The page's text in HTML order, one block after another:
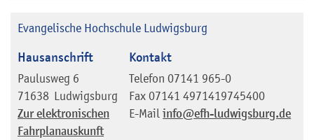
Evangelische Hochschule Ludwigsburg
Hausanschrift
Paulusweg 6
71638 Ludwigsburg
Zur elektronischen
Fahrplanauskunft
Kontakt
Telefon 07141 965-0
Fax 07141 4971419745400
E-Mail info@efh-ludwigsburg.de